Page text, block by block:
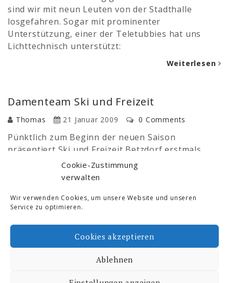
Cookie-Zustimmung
verwalten
Wir verwenden Cookies, um unsere Website und unseren
Service zu optimieren.
Cookies akzeptieren
Ablehnen
sind wir mit neun Leuten von der Stadthalle
losgefahren. Sogar mit prominenter
Unterstützung, einer der Teletubbies hat uns
Lichttechnisch unterstützt:
Weiterlesen
Damenteam Ski und Freizeit
Thomas 21 Januar 2009 0 Comments
Pünktlich zum Beginn der neuen Saison
präsentiert Ski und Freizeit Betzdorf erstmals
auch ein großes Damenteam. Unter dem Namen
der Sponsoren bicycles and more/Bergamont
in den Altersklassen U13 bis Damenklasse bei
bundesweiten Rennen an den Start gehen. Schon
seit November bereiten sich…